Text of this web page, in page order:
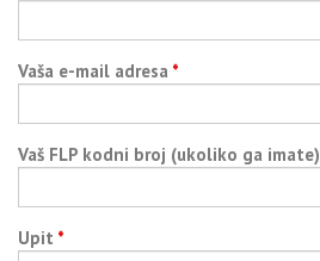
Vaša e-mail adresa *
Vaš FLP kodni broj (ukoliko ga imate)
Upit *